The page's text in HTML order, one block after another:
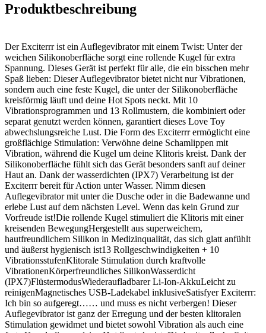
Produktbeschreibung
Der Exciterrr ist ein Auflegevibrator mit einem Twist: Unter der
weichen Silikonoberfläche sorgt eine rollende Kugel für extra
Spannung. Dieses Gerät ist perfekt für alle, die ein bisschen mehr
Spaß lieben: Dieser Auflegevibrator bietet nicht nur Vibrationen,
sondern auch eine feste Kugel, die unter der Silikonoberfläche
kreisförmig läuft und deine Hot Spots neckt. Mit 10
Vibrationsprogrammen und 13 Rollmustern, die kombiniert oder
separat genutzt werden können, garantiert dieses Love Toy
abwechslungsreiche Lust. Die Form des Exciterrr ermöglicht eine
großflächige Stimulation: Verwöhne deine Schamlippen mit
Vibration, während die Kugel um deine Klitoris kreist. Dank der
Silikonoberfläche fühlt sich das Gerät besonders sanft auf deiner
Haut an. Dank der wasserdichten (IPX7) Verarbeitung ist der
Exciterrr bereit für Action unter Wasser. Nimm diesen
Auflegevibrator mit unter die Dusche oder in die Badewanne und
erlebe Lust auf dem nächsten Level. Wenn das kein Grund zur
Vorfreude ist!Die rollende Kugel stimuliert die Klitoris mit einer
kreisenden BewegungHergestellt aus superweichem,
hautfreundlichem Silikon in Medizinqualität, das sich glatt anfühlt
und äußerst hygienisch ist13 Rollgeschwindigkeiten + 10
VibrationsstufenKlitorale Stimulation durch kraftvolle
VibrationenKörperfreundliches SilikonWasserdicht
(IPX7)FlüstermodusWiederaufladbarer Li-Ion-AkkuLeicht zu
reinigenMagnetisches USB-Ladekabel inklusiveSatisfyer Exciterrr:
Ich bin so aufgeregt…… und muss es nicht verbergen! Dieser
Auflegevibrator ist ganz der Erregung und der besten klitoralen
Stimulation gewidmet und bietet sowohl Vibration als auch eine